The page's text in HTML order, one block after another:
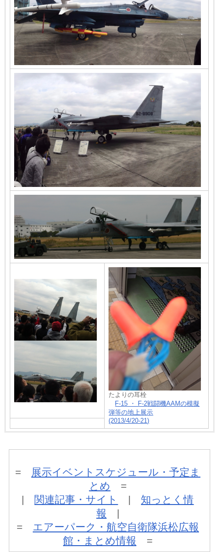
たよりの耳栓
F-15 ・ F-2戦闘機AAMの模擬
弾等の地上展示
(2013/4/20-21)
=
展示イベントスケジュール・予定ま
とめ =
| 関連記事・サイト | 知っとく情
報 |
= エアーパーク・航空自衛隊浜松広報
館・まとめ情報 =